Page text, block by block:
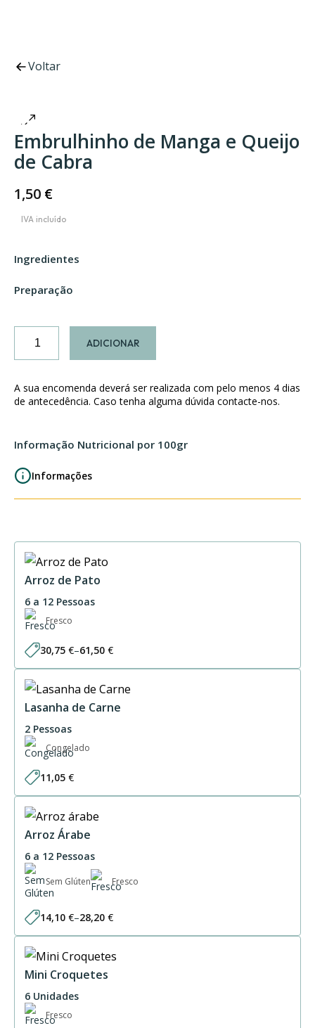
Voltar
Embrulhinho de Manga e Queijo
de Cabra
1,50 €
Ingredientes
Preparação
de
Manga
de
Cabra
ADICIONAR
A sua encomenda deverá ser realizada com pelo menos 4 dias
de antecedência. Caso tenha alguma dúvida contacte-nos.
Informação Nutricional por 100gr
Informações
Arroz de Pato
6 a 12 Pessoas
Fresco
30,75 €–61,50 €
Price
range:
through
61,50 €
Lasanha de Carne
2 Pessoas
Congelado
11,05 €
Arroz Árabe
6 a 12 Pessoas
Sem Glúten Fresco
14,10 €–28,20 €
Price
range:
through
28,20 €
Mini Croquetes
6 Unidades
Fresco